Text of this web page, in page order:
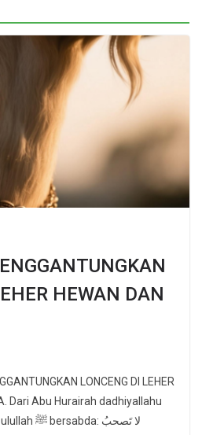
HEWAN DAN
LONCENG DI LEHER
Dari Abu Hurairah dadhiyallahu
anhu, sesungguhnya Rasulullah ﷺ bersabda: لا تَصحبُ